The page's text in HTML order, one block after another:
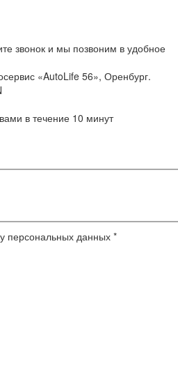
звонок и мы позвоним в удобное
«AutoLife 56», Оренбург.
в течение 10 минут
персональных данных *